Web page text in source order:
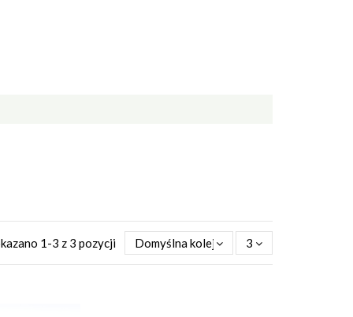
1-3 z 3 pozycji Domyślna kolejność 3